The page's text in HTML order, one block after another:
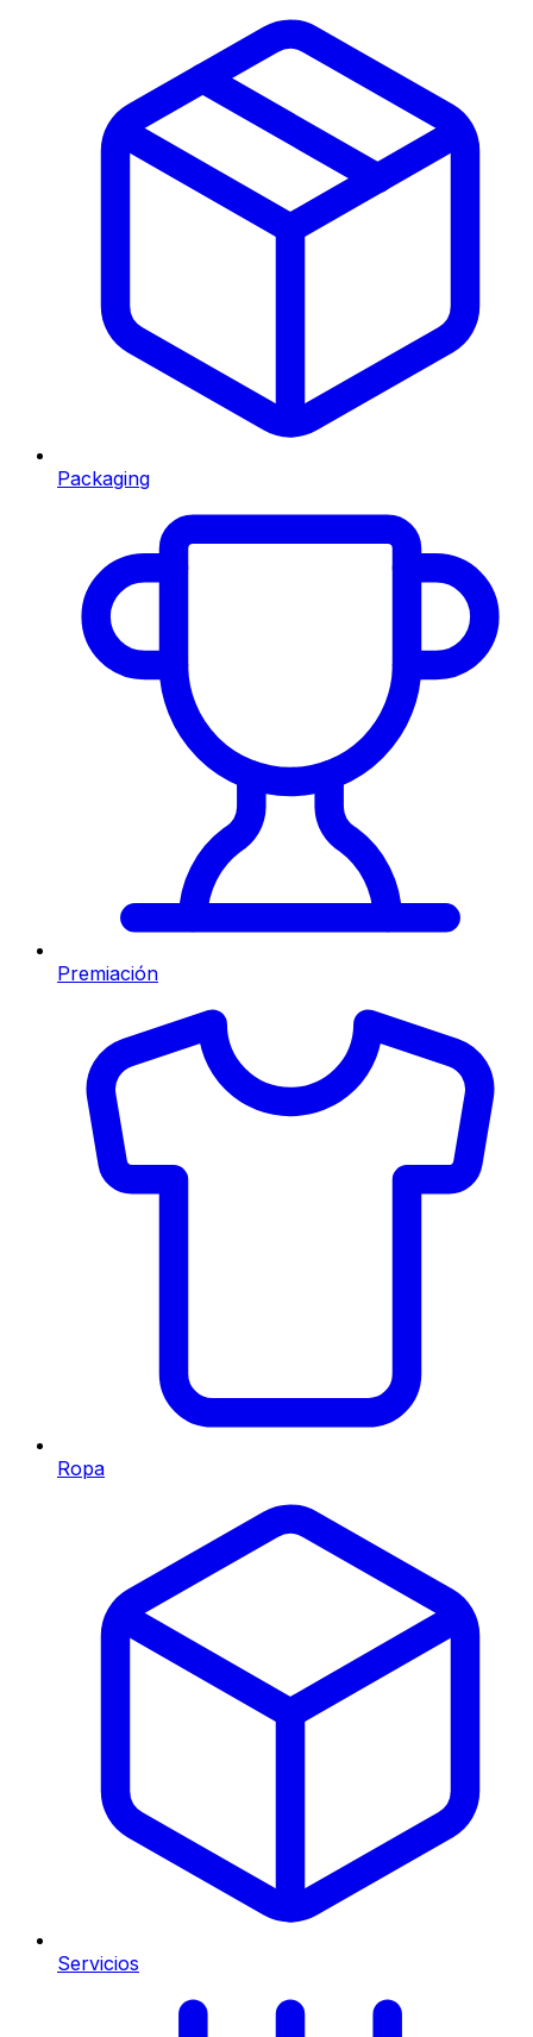
Packaging
Premiación
Ropa
Servicios